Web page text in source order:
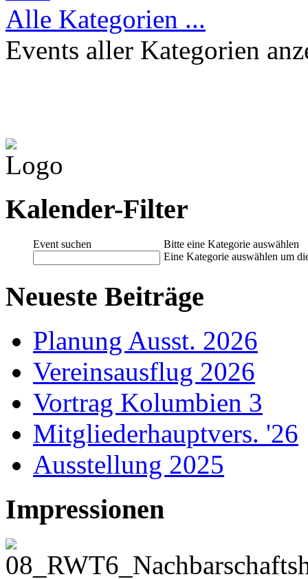
Alle Kategorien ...
Events aller Kategorien
Kalender-Filter
Event suchen
Bitte eine Kategorie auswählen
Eine Kategorie auswählen um
Neueste Beiträge
Planung Ausst. 2026
Vereinsausflug 2026
Vortrag Kolumbien 3
Mitgliederhauptvers. '26
Ausstellung 2025
Impressionen